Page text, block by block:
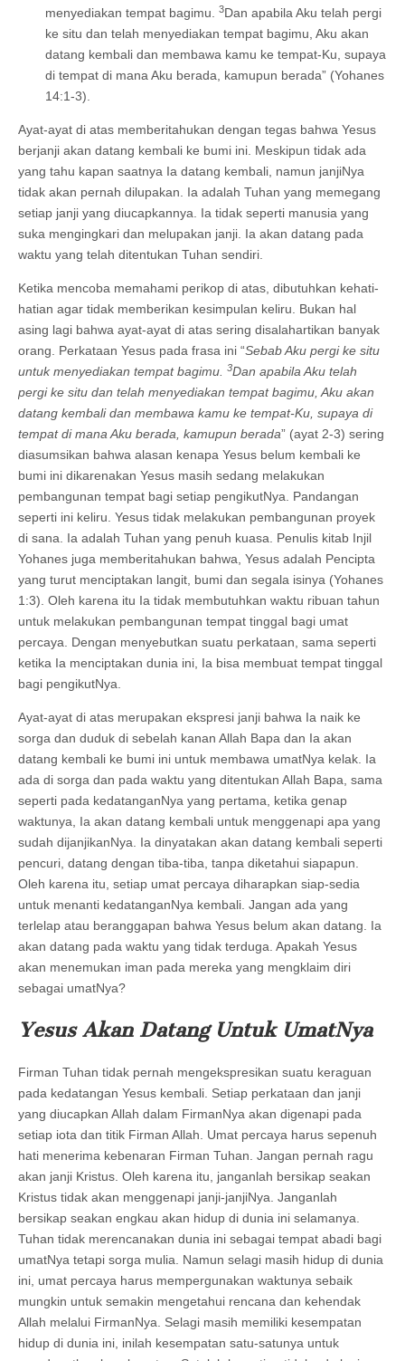
menyediakan tempat bagimu.
3Dan apabila Aku telah pergi
ke situ dan telah menyediakan tempat bagimu, Aku akan
datang kembali dan membawa kamu ke tempat-Ku, supaya
di tempat di mana Aku berada, kamupun berada” (Yohanes
14:1-3).
Ayat-ayat di atas memberitahukan dengan tegas bahwa Yesus
berjanji akan datang kembali ke bumi ini. Meskipun tidak ada
yang tahu kapan saatnya Ia datang kembali, namun janjiNya
tidak akan pernah dilupakan. Ia adalah Tuhan yang memegang
setiap janji yang diucapkannya. Ia tidak seperti manusia yang
suka mengingkari dan melupakan janji. Ia akan datang pada
waktu yang telah ditentukan Tuhan sendiri.
Ketika mencoba memahami perikop di atas, dibutuhkan kehati-
hatian agar tidak memberikan kesimpulan keliru. Bukan hal
asing lagi bahwa ayat-ayat di atas sering disalahartikan banyak
orang. Perkataan Yesus pada frasa ini “Sebab Aku pergi ke situ
untuk menyediakan tempat bagimu.
3Dan apabila Aku telah
pergi ke situ dan telah menyediakan tempat bagimu, Aku akan
datang kembali dan membawa kamu ke tempat-Ku, supaya di
tempat di mana Aku berada, kamupun berada” (ayat 2-3) sering
diasumsikan bahwa alasan kenapa Yesus belum kembali ke
bumi ini dikarenakan Yesus masih sedang melakukan
pembangunan tempat bagi setiap pengikutNya. Pandangan
seperti ini keliru. Yesus tidak melakukan pembangunan proyek
di sana. Ia adalah Tuhan yang penuh kuasa. Penulis kitab Injil
Yohanes juga memberitahukan bahwa, Yesus adalah Pencipta
yang turut menciptakan langit, bumi dan segala isinya (Yohanes
1:3). Oleh karena itu Ia tidak membutuhkan waktu ribuan tahun
untuk melakukan pembangunan tempat tinggal bagi umat
percaya. Dengan menyebutkan suatu perkataan, sama seperti
ketika Ia menciptakan dunia ini, Ia bisa membuat tempat tinggal
bagi pengikutNya.
Ayat-ayat di atas merupakan ekspresi janji bahwa Ia naik ke
sorga dan duduk di sebelah kanan Allah Bapa dan Ia akan
datang kembali ke bumi ini untuk membawa umatNya kelak. Ia
ada di sorga dan pada waktu yang ditentukan Allah Bapa, sama
seperti pada kedatanganNya yang pertama, ketika genap
waktunya, Ia akan datang kembali untuk menggenapi apa yang
sudah dijanjikanNya. Ia dinyatakan akan datang kembali seperti
pencuri, datang dengan tiba-tiba, tanpa diketahui siapapun.
Oleh karena itu, setiap umat percaya diharapkan siap-sedia
untuk menanti kedatanganNya kembali. Jangan ada yang
terlelap atau beranggapan bahwa Yesus belum akan datang. Ia
akan datang pada waktu yang tidak terduga. Apakah Yesus
akan menemukan iman pada mereka yang mengklaim diri
sebagai umatNya?
Yesus Akan Datang Untuk UmatNya
Firman Tuhan tidak pernah mengekspresikan suatu keraguan
pada kedatangan Yesus kembali. Setiap perkataan dan janji
yang diucapkan Allah dalam FirmanNya akan digenapi pada
setiap iota dan titik Firman Allah. Umat percaya harus sepenuh
hati menerima kebenaran Firman Tuhan. Jangan pernah ragu
akan janji Kristus. Oleh karena itu, janganlah bersikap seakan
Kristus tidak akan menggenapi janji-janjiNya. Janganlah
bersikap seakan engkau akan hidup di dunia ini selamanya.
Tuhan tidak merencanakan dunia ini sebagai tempat abadi bagi
umatNya tetapi sorga mulia. Namun selagi masih hidup di dunia
ini, umat percaya harus mempergunakan waktunya sebaik
mungkin untuk semakin mengetahui rencana dan kehendak
Allah melalui FirmanNya. Selagi masih memiliki kesempatan
hidup di dunia ini, inilah kesempatan satu-satunya untuk